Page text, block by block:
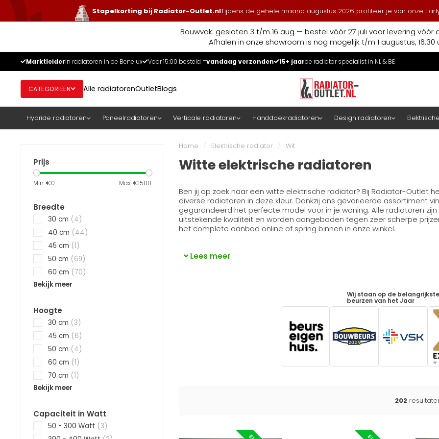
Stapelkorting bij Radiator-Outlet.nlTijdens de gehele maand augustus 2026 profiteer je van onze
Bouwvak: gesloten 3 t/m 16 aug — bestel vóór 27 juli voor levering vóór
Afhalen in onze showroom is nog mogelijk t/m 1 augustus, 16:30
Marktleiderin radiatoren in de Benelux Voor 15:00 besteld =vandaag verzonden 15+ jaarde radiator specialist in NL & BE
CATEGORIEËN Alle radiatorenOutletBlogs
Hybride radiatoren Paneelradiatoren Verticale radiatoren Handdoekradiatoren Design radiatoren
Prijs
Min: €0 Max: €1500
Breedte
30 cm (4)
40 cm (44)
45 cm (1)
50 cm (69)
60 cm (70)
Bekijk meer
Hoogte
30 cm (3)
45 cm (6)
50 cm (4)
60 cm (1)
70 cm (1)
Bekijk meer
Capaciteit in Watt
50 - 300 Watt (3)
Home / Elektrische radiator / Wit
Witte elektrische radiatoren
Ben jij op zoek naar een witte elektrische radiator? Bij Radiator-Outlet
diverse radiatoren in deze kleur. Dankzij ons gevarieerde assortiment
gegarandeerd het perfecte model voor in je woning. Alle radiatoren zijn
uitstekende kwaliteit en worden aangeboden tegen zeer scherpe
het complete aanbod online of spring binnen in onze winkel.
Lees meer
Wij staan op de
beurzen van het Jaar
202